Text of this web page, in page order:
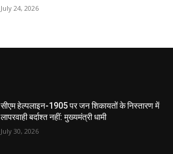
July 24, 2026
सीएम हेल्पलाइन-1905 पर जन शिकायतों के निस्तारण में
लापरवाही बर्दाश्त नहीं: मुख्यमंत्री धामी
July 30, 2026